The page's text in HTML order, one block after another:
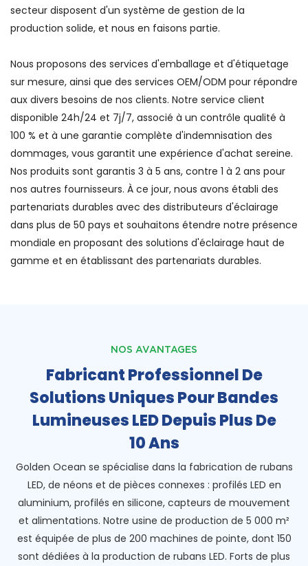
secteur disposent d'un système de gestion de la
production solide, et nous en faisons partie.
Nous proposons des services d'emballage et d'étiquetage
sur mesure, ainsi que des services OEM/ODM pour répondre
aux divers besoins de nos clients. Notre service client
disponible 24h/24 et 7j/7, associé à un contrôle qualité à
100 % et à une garantie complète d'indemnisation des
dommages, vous garantit une expérience d'achat sereine.
Nos produits sont garantis 3 à 5 ans, contre 1 à 2 ans pour
nos autres fournisseurs. À ce jour, nous avons établi des
partenariats durables avec des distributeurs d'éclairage
dans plus de 50 pays et souhaitons étendre notre présence
mondiale en proposant des solutions d'éclairage haut de
gamme et en établissant des partenariats durables.
NOS AVANTAGES
Fabricant Professionnel De
Solutions Uniques Pour Bandes
Lumineuses LED Depuis Plus De
10 Ans
Golden Ocean se spécialise dans la fabrication de rubans
LED, de néons et de pièces connexes : profilés LED en
aluminium, profilés en silicone, capteurs de mouvement
et alimentations. Notre usine de production de 5 000 m²
est équipée de plus de 200 machines de pointe, dont 150
sont dédiées à la production de rubans LED. Forts de plus